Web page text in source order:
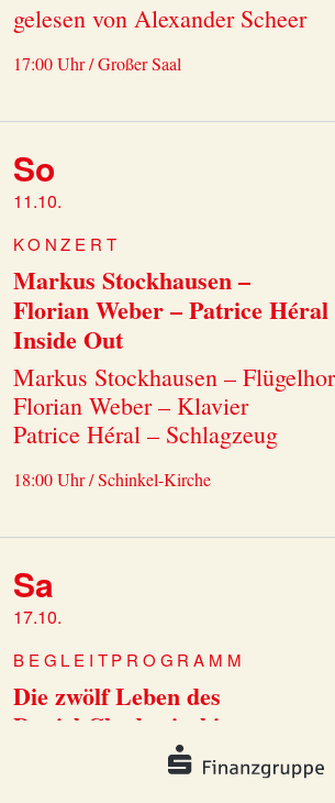
gelesen von Alexander Scheer
17:00 Uhr / Großer Saal
So
11.10.
KONZERT
Markus Stockhausen –
Florian Weber – Patrice Héral
Inside Out
Markus Stockhausen –
Florian Weber – Klavier
Patrice Héral – Schlagzeug
18:00 Uhr / Schinkel-Kirche
Sa
17.10.
BEGLEITPROGRAMM
Die zwölf Leben des
Daniel Chodowiecki
Eine Wiederentdeckung